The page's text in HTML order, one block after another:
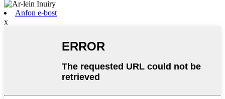
Anfon e-bost
x